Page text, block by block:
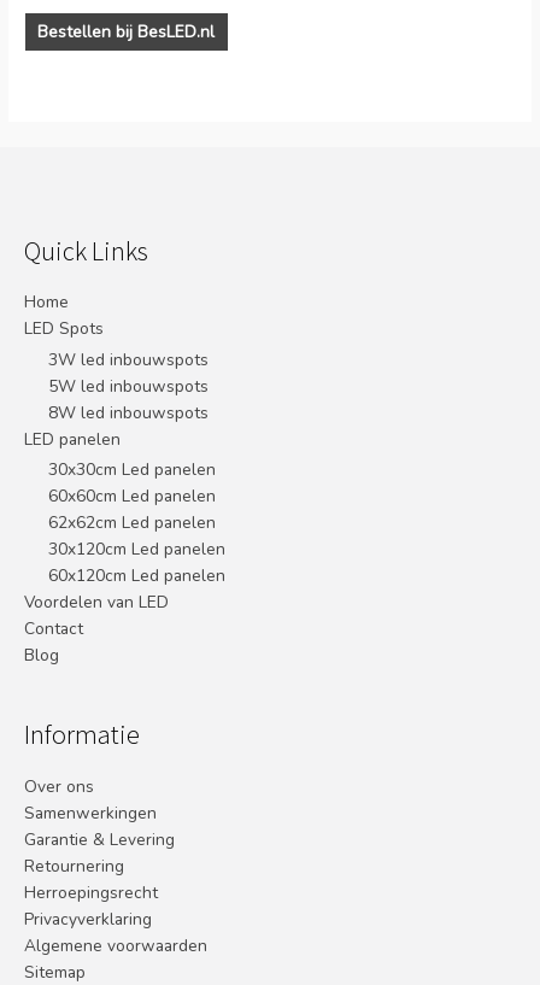
Bestellen bij BesLED.nl
Quick Links
Home
LED Spots
3W led inbouwspots
5W led inbouwspots
8W led inbouwspots
LED panelen
30x30cm Led panelen
60x60cm Led panelen
62x62cm Led panelen
30x120cm Led panelen
60x120cm Led panelen
Voordelen van LED
Contact
Blog
Informatie
Over ons
Samenwerkingen
Garantie & Levering
Retournering
Herroepingsrecht
Privacyverklaring
Algemene voorwaarden
Sitemap